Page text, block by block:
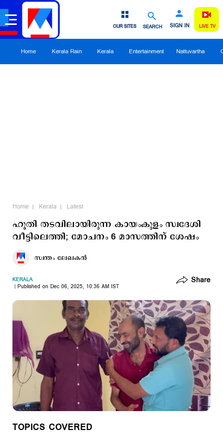
SEARCH SIGN IN
OUR SITES LIVE TV
Home Kerala Rain Kerala Entertainment Nattuvartha
Home Kerala Latest
ഹൂതി തടവിലായിരുന്ന കായംകുളം സ്വദേശി
വീട്ടിലെത്തി; മോചനം 6 മാസത്തിന് ശേഷം
സ്വന്തം ലേഖകൻ
KERALA
Published on Dec 06, 2025, 10:36 AM IST
Share
TOPICS COVERED